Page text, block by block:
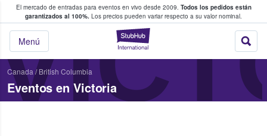
El mercado de entradas para eventos en vivo desde 2009. Todos los pedidos están
garantizados al 100%. Los precios pueden variar respecto a su valor nominal.
StubHub:
Menú
y venta de entradas entre fans
Canada / British Columbia
Eventos en Victoria